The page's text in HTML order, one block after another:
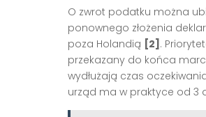
O zwrot podatku można
ponownego złożenia
poza Holandią [2] .
przekazany do końca
wydłużają czas
urząd ma w praktyce od 3